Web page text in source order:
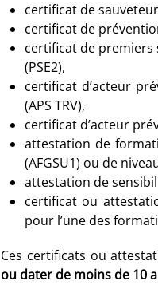
certificat de
certificat de
certificat de premiers
(PSE2),
certificat d’acteur
(APS TRV),
certificat d’acteur
attestation de
(AFGSU1) ou de
attestation de
certificat ou
pour l’une des
Ces certificats ou
ou dater de moins de 10